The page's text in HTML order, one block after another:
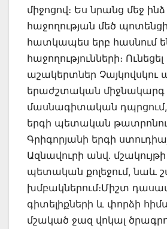
միջոցով։ Ես նրանց մեջ
հաջողության մեծ
հատկապես երբ հասնում
հաջողությունների։
աշակերտներ Չայկովսկու
երաժշտական միջնակարգ
մասնագիտական
երգի պետական
Գրիգորյանի երգի
Ազնավուրի անվ․
պետական քոլեջում, նաև
խմբակներում։Միշտ
գիտելիքների և փորձի
մշակած ջազ վոկալ